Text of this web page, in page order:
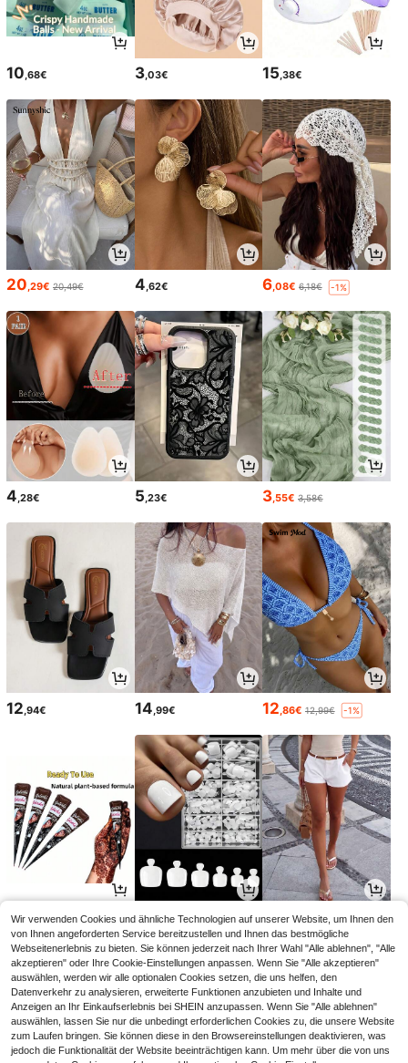
10 ,68€ 3,03€ 15 ,38€
20,29€ 20,49€ 4,62€ 6,08€ 6,18€ -1%
4,28€ 5,23€ 3,55€ 3,58€
12 ,94€ 14 ,99€ 12 ,86€ 12,99€ -1%
4,51€ 4,04€ 14,49€
Wir verwenden Cookies und ähnliche Technologien auf unserer Website, um Ihnen den
von Ihnen angeforderten Service bereitzustellen und Ihnen das bestmögliche
Webseitenerlebnis zu bieten. Sie können jederzeit nach Ihrer Wahl "Alle ablehnen", "Alle
akzeptieren" oder Ihre Cookie-Einstellungen anpassen. Wenn Sie "Alle akzeptieren"
auswählen, werden wir alle optionalen Cookies setzen, die uns helfen, den
Datenverkehr zu analysieren, erweiterte Funktionen anzubieten und Inhalte und
Anzeigen an Ihr Einkaufserlebnis bei SHEIN anzupassen. Wenn Sie "Alle ablehnen"
auswählen, lassen Sie nur die unbedingt erforderlichen Cookies zu, die unsere Website
zum Laufen bringen. Sie können diese in den Browsereinstellungen deaktivieren, was
jedoch die Funktionalität der Website beeinträchtigen kann. Um mehr über die von uns